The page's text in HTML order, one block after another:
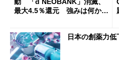
最大4.5％還元 強みは何か解
日本の創薬力